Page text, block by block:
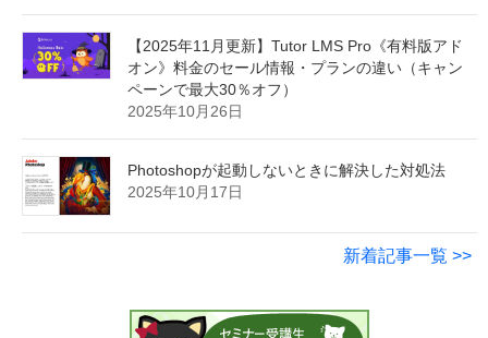
【2025年11月更新】Tutor LMS Pro《有料版アド
オン》料金のセール情報・プランの違い（キャン
ペーンで最大30％オフ）
2025年10月26日
Photoshopが起動しないときに解決した対処法
2025年10月17日
新着記事一覧 >>